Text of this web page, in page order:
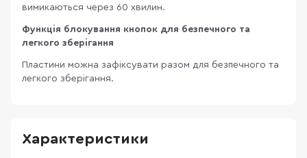
вимикаються через 60 хвилин.
Функція блокування кнопок для безпечного та
легкого зберігання
Пластини можна зафіксувати разом для безпечного та
легкого зберігання.
Характеристики